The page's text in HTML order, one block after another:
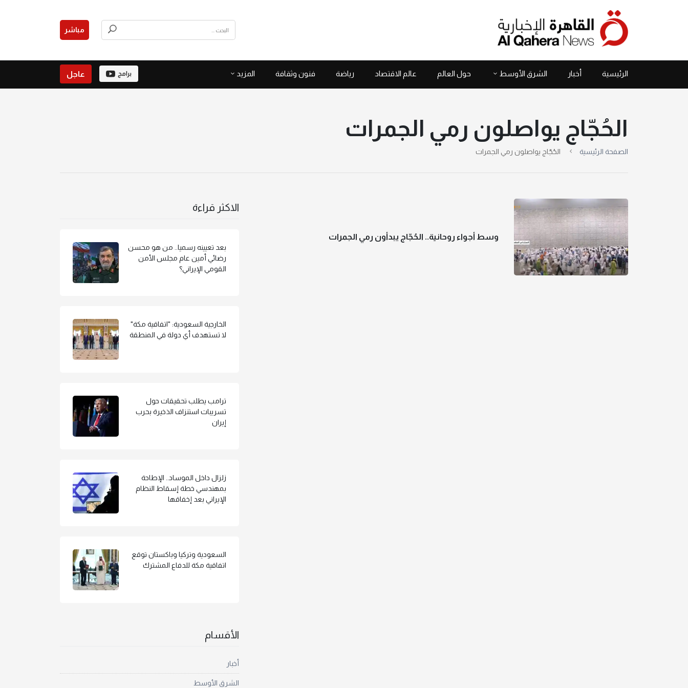
مباشر
الرئيسية أخبار الشرق الأوسط حول العالم عالم الاقتصاد رياضة فنون وثقافة المزيد برامج عاجل
الحُجّاج يواصلون رمي الجمرات
الصفحة الرئيسية الحُجّاج يواصلون رمي الجمرات
وسط أجواء روحانية.. الحُجّاج يبدأون رمي الجمرات
الاكثر قراءة
بعد تعيينه رسميا.. من هو محسن
رضائي أمين عام مجلس الأمن
القومي الإيراني؟
الخارجية السعودية: "اتفاقية مكة"
لا تستهدف أي دولة في المنطقة
ترامب يطلب تحقيقات حول
تسريبات استنزاف الذخيرة بحرب
إيران
زلزال داخل الموساد.. الإطاحة
بمهندسي خطة إسقاط النظام
الإيراني بعد إخفاقها
السعودية وتركيا وباكستان توقع
اتفاقية مكة للدفاع المشترك
الأقسام
أخبار
الشرق الأوسط